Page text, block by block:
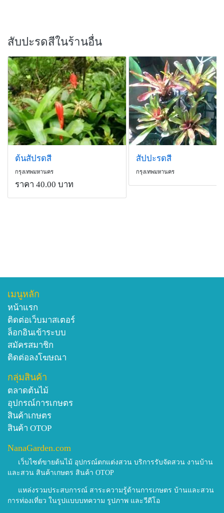
สับปะรดสีในร้านอื่น
ต้นสัปรดสี
กรุงเทพมหานคร
ราคา 40.00 บาท
สัปปะรดสี
กรุงเทพมหานคร
เมนูหลัก
หน้าแรก
ติดต่อเว็บมาสเตอร์
ล็อกอินเข้าระบบ
สมัครสมาชิก
ติดต่อลงโฆษณา
กลุ่มสินค้า
ตลาดต้นไม้
อุปกรณ์การเกษตร
สินค้าเกษตร
สินค้า OTOP
NanaGarden.com
เว็บไซต์ขายต้นไม้ อุปกรณ์ตกแต่งสวน บริการรับจัดสวน งานบ้าน
และสวน สินค้าเกษตร สินค้า OTOP
แหล่งรวมประสบการณ์ สาระความรู้ด้านการเกษตร บ้านและสวน
การท่องเที่ยว ในรูปแบบบทความ รูปภาพ และวีดีโอ